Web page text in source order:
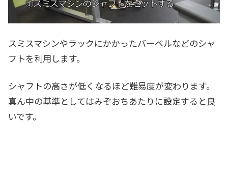
スミスマシンやラックにかかったバーベルなどのシャ
フトを利用します。
シャフトの高さが低くなるほど難易度が変わります。
真ん中の基準としてはみぞおちあたりに設定すると良
いです。